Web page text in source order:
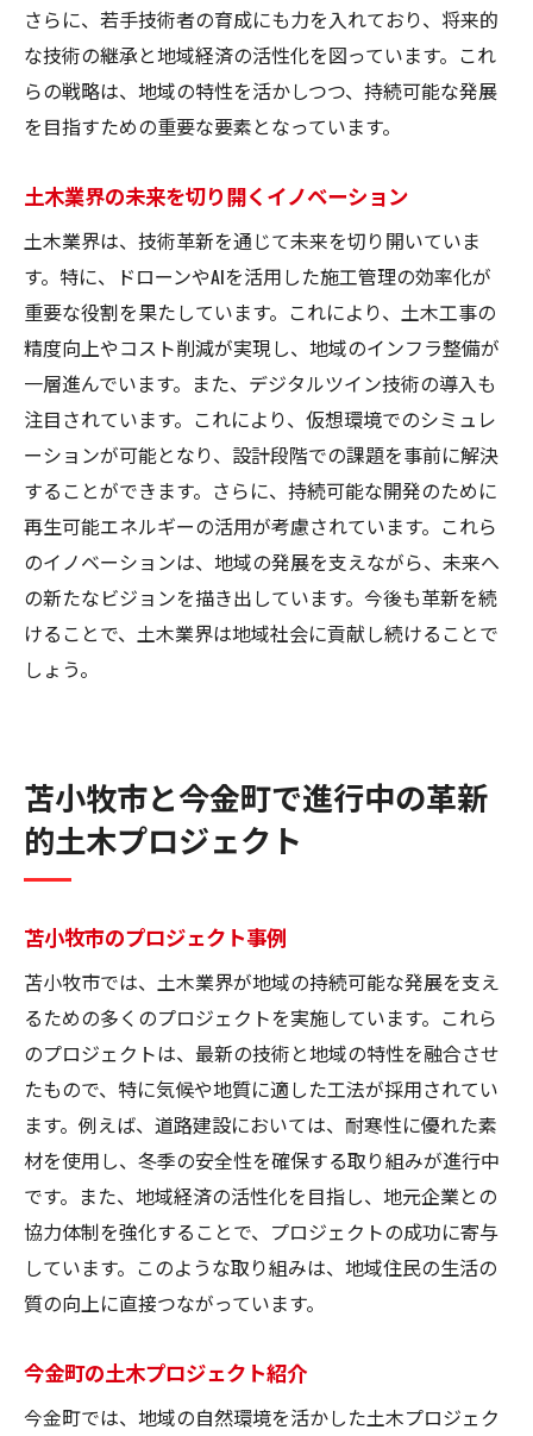
さらに、若手技術者の育成にも力を入れており、将来的
な技術の継承と地域経済の活性化を図っています。これ
らの戦略は、地域の特性を活かしつつ、持続可能な発展
を目指すための重要な要素となっています。
土木業界の未来を切り開くイノベーション
土木業界は、技術革新を通じて未来を切り開いていま
す。特に、ドローンやAIを活用した施工管理の効率化が
重要な役割を果たしています。これにより、土木工事の
精度向上やコスト削減が実現し、地域のインフラ整備が
一層進んでいます。また、デジタルツイン技術の導入も
注目されています。これにより、仮想環境でのシミュレ
ーションが可能となり、設計段階での課題を事前に解決
することができます。さらに、持続可能な開発のために
再生可能エネルギーの活用が考慮されています。これら
のイノベーションは、地域の発展を支えながら、未来へ
の新たなビジョンを描き出しています。今後も革新を続
けることで、土木業界は地域社会に貢献し続けることで
しょう。
苫小牧市と今金町で進行中の革新
的土木プロジェクト
苫小牧市のプロジェクト事例
苫小牧市では、土木業界が地域の持続可能な発展を支え
るための多くのプロジェクトを実施しています。これら
のプロジェクトは、最新の技術と地域の特性を融合させ
たもので、特に気候や地質に適した工法が採用されてい
ます。例えば、道路建設においては、耐寒性に優れた素
材を使用し、冬季の安全性を確保する取り組みが進行中
です。また、地域経済の活性化を目指し、地元企業との
協力体制を強化することで、プロジェクトの成功に寄与
しています。このような取り組みは、地域住民の生活の
質の向上に直接つながっています。
今金町の土木プロジェクト紹介
今金町では、地域の自然環境を活かした土木プロジェク